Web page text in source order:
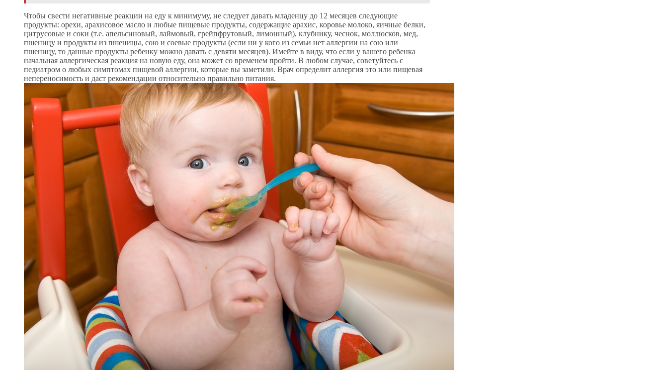
Чтобы свести негативные реакции на еду к минимуму, не следует давать младенцу до 12 месяцев следующие
продукты: орехи, арахисовое масло и любые пищевые продукты, содержащие арахис, коровье молоко, яичные белки,
цитрусовые и соки (т.е. апельсиновый, лаймовый, грейпфрутовый, лимонный), клубнику, чеснок, моллюсков, мед,
пшеницу и продукты из пшеницы, сою и соевые продукты (если ни у кого из семьи нет аллергии на сою или
пшеницу, то данные продукты ребенку можно давать с девяти месяцев). Имейте в виду, что если у вашего ребенка
начальная аллергическая реакция на новую еду, она может со временем пройти. В любом случае, советуйтесь с
педиатром о любых симптомах пищевой аллергии, которые вы заметили. Врач определит аллергия это или пищевая
непереносимость и даст рекомендации относительно правильно питания.